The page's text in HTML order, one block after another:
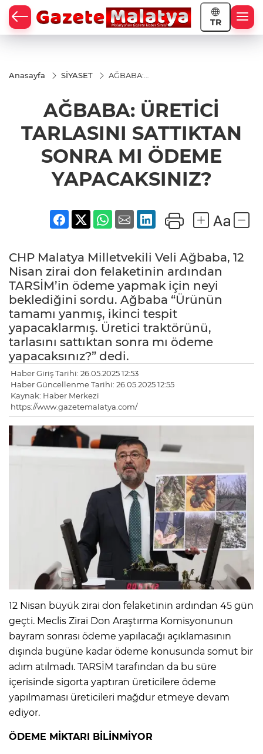
TR
Anasayfa SİYASET
AĞBABA:
SATTIKTAN
SONRA MI
YAPACAKSINIZ?
AĞBABA: ÜRETİCİ
TARLASINI SATTIKTAN
SONRA MI ÖDEME
YAPACAKSINIZ?
CHP Malatya Milletvekili Veli Ağbaba, 12
Nisan zirai don felaketinin ardından
TARSİM’in ödeme yapmak için neyi
beklediğini sordu. Ağbaba “Ürünün
tamamı yanmış, ikinci tespit
yapacaklarmış. Üretici traktörünü,
tarlasını sattıktan sonra mı ödeme
yapacaksınız?” dedi.
Haber Giriş Tarihi: 26.05.2025 12:53
Haber Güncellenme Tarihi: 26.05.2025 12:55
Kaynak: Haber Merkezi
https://www.gazetemalatya.com/
12 Nisan büyük zirai don felaketinin ardından 45 gün
geçti. Meclis Zirai Don Araştırma Komisyonunun
bayram sonrası ödeme yapılacağı açıklamasının
dışında bugüne kadar ödeme konusunda somut bir
adım atılmadı. TARSİM tarafından da bu süre
içerisinde sigorta yaptıran üreticilere ödeme
yapılmaması üreticileri mağdur etmeye devam
ediyor.
ÖDEME MİKTARI BİLİNMİYOR